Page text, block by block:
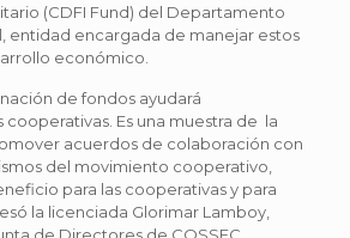
(CDFI Fund) del Departamento
entidad encargada de manejar estos
económico.
de fondos ayudará
Es una muestra de la
acuerdos de colaboración con
del movimiento cooperativo,
para las cooperativas y para
la licenciada Glorimar Lamboy,